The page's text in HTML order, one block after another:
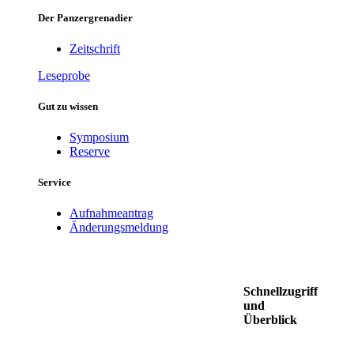
Der Panzergrenadier
Zeitschrift
Leseprobe
Gut zu wissen
Symposium
Reserve
Service
Aufnahmeantrag
Änderungsmeldung
Schnellzugriff
und
Überblick